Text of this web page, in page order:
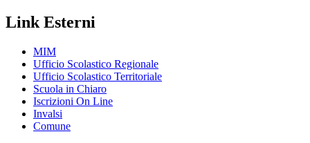
Link Esterni
MIM
Ufficio Scolastico Regionale
Ufficio Scolastico Territoriale
Scuola in Chiaro
Iscrizioni On Line
Invalsi
Comune